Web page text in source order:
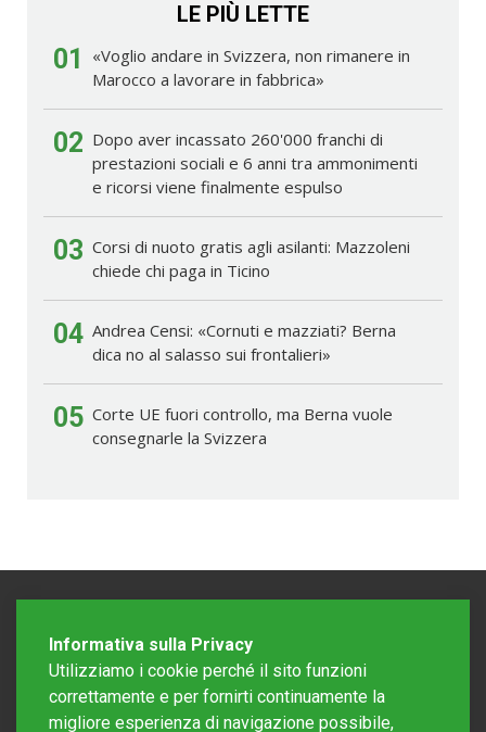
LE PIÙ LETTE
01
«Voglio andare in Svizzera, non rimanere in
Marocco a lavorare in fabbrica»
02 Dopo aver incassato 260'000 franchi di
prestazioni sociali e 6 anni tra ammonimenti
e ricorsi viene finalmente espulso
03 Corsi di nuoto gratis agli asilanti: Mazzoleni
chiede chi paga in Ticino
04 Andrea Censi: «Cornuti e mazziati? Berna
dica no al salasso sui frontalieri»
05 Corte UE fuori controllo, ma Berna vuole
consegnarle la Svizzera
Informativa sulla Privacy
Utilizziamo i cookie perché il sito funzioni
correttamente e per fornirti continuamente la
migliore esperienza di navigazione possibile,